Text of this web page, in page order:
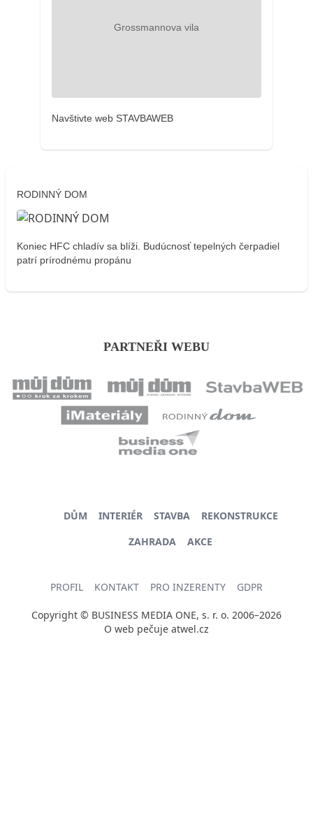
Navštivte web STAVBAWEB
RODINNÝ DOM
Koniec HFC chladív sa blíži. Budúcnosť tepelných čerpadiel
patrí prírodnému propánu
PARTNEŘI WEBU
DŮM INTERIÉR STAVBA
REKONSTRUKCE
ZAHRADA
AKCE
PROFIL KONTAKT PRO INZERENTY GDPR
Copyright © BUSINESS MEDIA ONE, s. r. o. 2006–2026